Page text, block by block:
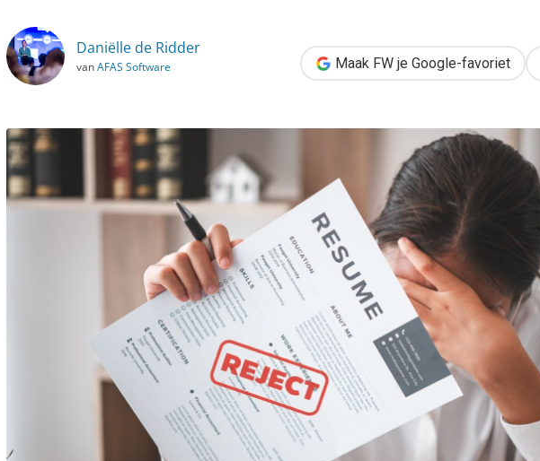
Daniëlle de Ridder
vanAFAS Software Maak FW je Google-favoriet